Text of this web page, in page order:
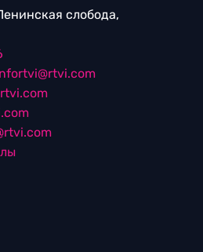
слобода,